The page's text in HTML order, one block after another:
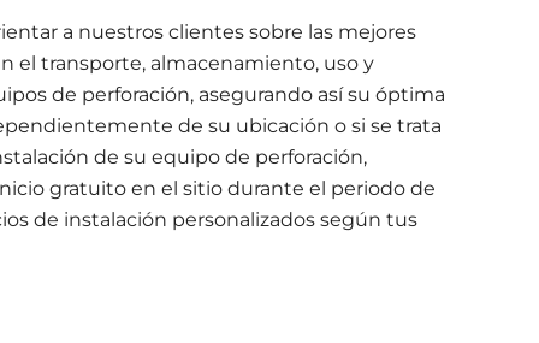
a nuestros clientes sobre las mejores
el transporte, almacenamiento, uso y
de perforación, asegurando así su óptima
de su ubicación o si se trata
de su equipo de perforación,
gratuito en el sitio durante el periodo de
de instalación personalizados según tus